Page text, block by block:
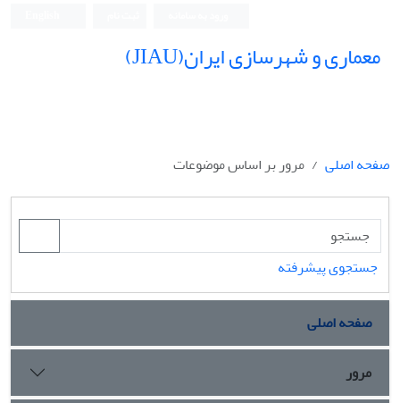
معماری و شهرسازی ایران(JIAU)
صفحه اصلی مرور بر اساس موضوعات
جستجوی پیشرفته
صفحه اصلی
مرور